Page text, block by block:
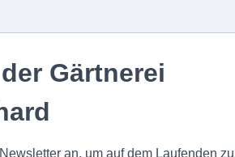
Gärtnerei
an, um auf dem Laufenden zu